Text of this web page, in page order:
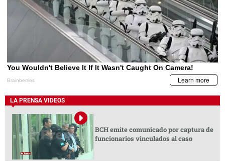
LA PRENSA VIDEOS
BCH emite comunicado por captura de
funcionarios vinculados al caso